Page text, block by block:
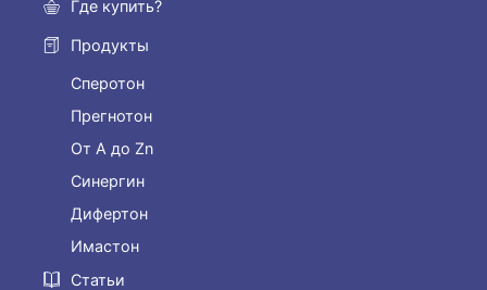
Где купить?
Продукты
Сперотон
Прегнотон
От А до Zn
Синергин
Дифертон
Имастон
Статьи